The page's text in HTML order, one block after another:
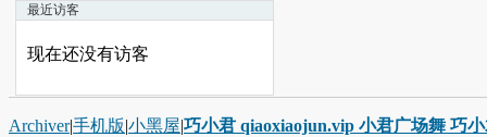
最近访客
现在还没有访客
Archiver|手机版|小黑屋|巧小君 qiaoxiaojun.vip 小君广场舞 巧